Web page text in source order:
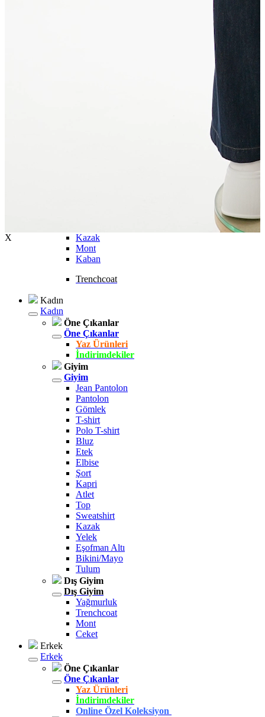
Kazak
Mont
Kaban
Trenchcoat
Kadın
Kadın
Öne Çıkanlar
Öne Çıkanlar
Yaz Ürünleri
İndirimdekiler
Giyim
Giyim
Jean Pantolon
Pantolon
Gömlek
T-shirt
Polo T-shirt
Bluz
Etek
Elbise
Şort
Kapri
Atlet
Top
Sweatshirt
Kazak
Yelek
Eşofman Altı
Bikini/Mayo
Tulum
Dış Giyim
Dış Giyim
Yağmurluk
Trenchcoat
Mont
Ceket
Erkek
Erkek
Öne Çıkanlar
Öne Çıkanlar
Yaz Ürünleri
İndirimdekiler
Online Özel Koleksiyon
X